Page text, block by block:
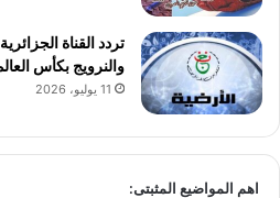
تردد القناة
والنرويج بكأس العالم
11 يوليو، 2026
اهم المواضيع المثبتى: